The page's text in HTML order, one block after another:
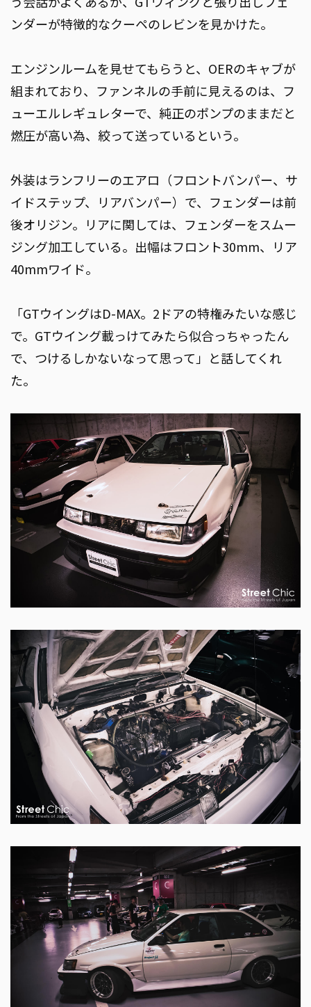
ンダーが特徴的なクーペのレビンを見かけた。
エンジンルームを見せてもらうと、OERのキャブが
組まれており、ファンネルの手前に見えるのは、フ
ューエルレギュレターで、純正のポンプのままだと
燃圧が高い為、絞って送っているという。
外装はランフリーのエアロ（フロントバンパー、サ
イドステップ、リアバンパー）で、フェンダーは前
後オリジン。リアに関しては、フェンダーをスムー
ジング加工している。出幅はフロント30mm、リア
40mmワイド。
「GTウイングはD-MAX。2ドアの特権みたいな感じ
で。GTウイング載っけてみたら似合っちゃったん
で、つけるしかないなって思って」と話してくれ
た。